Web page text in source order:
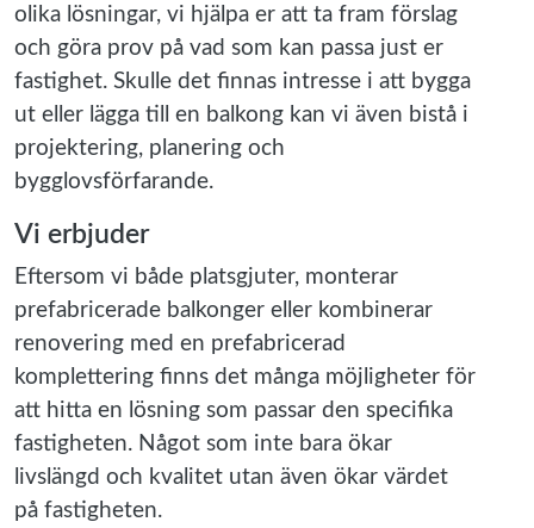
olika lösningar, vi hjälpa er att ta fram förslag
och göra prov på vad som kan passa just er
fastighet. Skulle det finnas intresse i att bygga
ut eller lägga till en balkong kan vi även bistå i
projektering, planering och
bygglovsförfarande.
Vi erbjuder
Eftersom vi både platsgjuter, monterar
prefabricerade balkonger eller kombinerar
renovering med en prefabricerad
komplettering finns det många möjligheter för
att hitta en lösning som passar den specifika
fastigheten. Något som inte bara ökar
livslängd och kvalitet utan även ökar värdet
på fastigheten.